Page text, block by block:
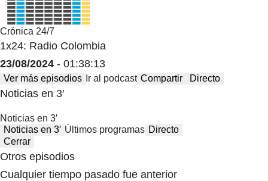
Crónica 24/7
1x24: Radio Colombia
23/08/2024 - 01:38:13
Ver más episodios Ir al podcast Compartir Directo
Noticias en 3′
Noticias en 3′
Noticias en 3′ Últimos programas Directo
Cerrar
Otros episodios
Cualquier tiempo pasado fue anterior